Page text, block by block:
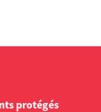
protégés